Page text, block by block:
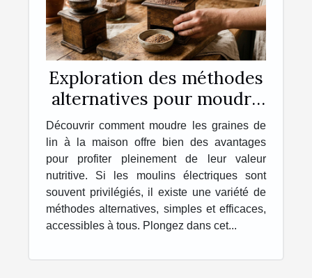
Exploration des méthodes
alternatives pour moudre
les graines de lin à la
maison
Découvrir comment moudre les graines de
lin à la maison offre bien des avantages
pour profiter pleinement de leur valeur
nutritive. Si les moulins électriques sont
souvent privilégiés, il existe une variété de
méthodes alternatives, simples et efficaces,
accessibles à tous. Plongez dans cet...